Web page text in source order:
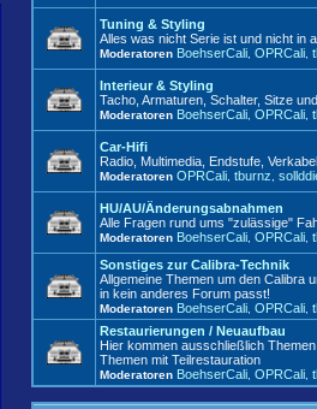
Tuning & Styling
Alles was nicht Serie ist und nicht in
Moderatoren BoehserCali OPRCali
Interieur & Styling
Tacho, Armaturen, Schalter, Sitze
Moderatoren BoehserCali OPRCali
Car-Hifi
Radio, Multimedia, Endstufe,
Moderatoren OPRCali tburnz
HU/AU/Änderungsabnahmen
Alle Fragen rund ums "zulässige"
Moderatoren BoehserCali OPRCali
Sonstiges zur Calibra-Technik
Allgemeine Themen um den Calibra
in kein anderes Forum passt!
Moderatoren BoehserCali OPRCali
Restaurierungen / Neuaufbau
Hier kommen ausschließlich
Themen mit Teilrestauration
Moderatoren BoehserCali OPRCali